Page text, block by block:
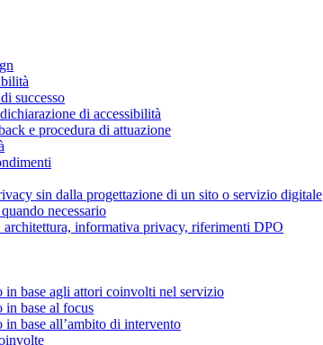
successo
di accessibilità
e procedura di attuazione
sin dalla progettazione di un sito o servizio digitale
necessario
architettura, informativa privacy, riferimenti DPO
base agli attori coinvolti nel servizio
base al focus
base all’ambito di intervento